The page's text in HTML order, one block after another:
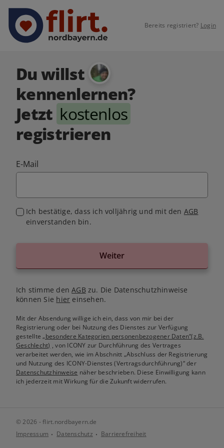
Bereits registriert? Login
Du willst
kennenlernen?
Jetzt kostenlos
registrieren
E-Mail
Ich bestätige, dass ich volljährig und mit den AGB
einverstanden bin.
Weiter
Ich stimme denAGB zu. Die Datenschutzhinweise
können Sie hier einsehen.
Mit der Absendung willige ich ein, dass von mir bei der
Registrierung oder bei Nutzung des Dienstes zur Verfügung
gestellte„besondere Kategorien personenbezogener Daten“(z.B.
Geschlecht) , von ICONY zur Durchführung des Vertrages
verarbeitet werden, wie im Abschnitt „Abschluss der Registrierung
und Nutzung des ICONY-Dienstes (Vertragsdurchführung)“ der
Datenschutzhinweise näher beschrieben. Diese Einwilligung kann
ich jederzeit mit Wirkung für die Zukunft widerrufen.
© 2026 - flirt.nordbayern.de
Impressum
Datenschutz Barrierefreiheit